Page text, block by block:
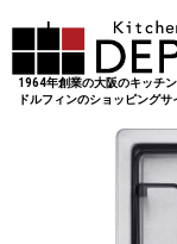
1964年創業の大阪のキッチ
ドルフィンのショッピングサ